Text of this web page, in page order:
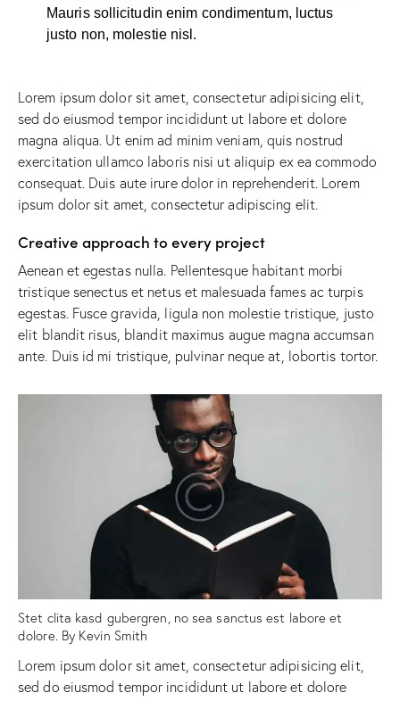
Mauris sollicitudin enim condimentum, luctus
justo non, molestie nisl.
Lorem ipsum dolor sit amet, consectetur adipisicing elit,
sed do eiusmod tempor incididunt ut labore et dolore
magna aliqua. Ut enim ad minim veniam, quis nostrud
exercitation ullamco laboris nisi ut aliquip ex ea commodo
consequat. Duis aute irure dolor in reprehenderit. Lorem
ipsum dolor sit amet, consectetur adipiscing elit.
Creative approach to every project
Aenean et egestas nulla. Pellentesque habitant morbi
tristique senectus et netus et malesuada fames ac turpis
egestas. Fusce gravida, ligula non molestie tristique, justo
elit blandit risus, blandit maximus augue magna accumsan
ante. Duis id mi tristique, pulvinar neque at, lobortis tortor.
Stet clita kasd gubergren, no sea sanctus est labore et
dolore. By Kevin Smith
Lorem ipsum dolor sit amet, consectetur adipisicing elit,
sed do eiusmod tempor incididunt ut labore et dolore